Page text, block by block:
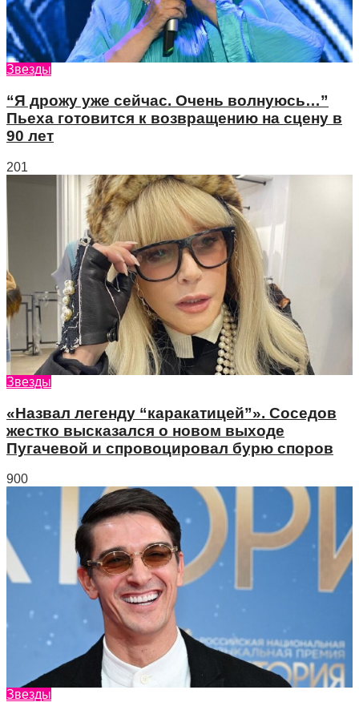
Звезды
“Я дрожу уже сейчас. Очень волнуюсь…”
Пьеха готовится к возвращению на сцену в
90 лет
201
Звезды
«Назвал легенду “каракатицей”». Соседов
жестко высказался о новом выходе
Пугачевой и спровоцировал бурю споров
900
Звезды